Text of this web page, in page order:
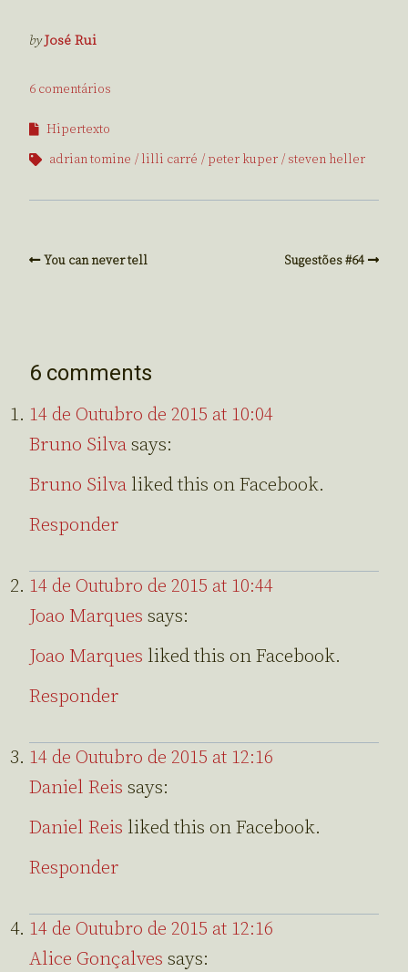
byJosé Rui
6 comentários
Hipertexto
adrian tomine
lilli carré peter kuper steven heller
You can never tell Sugestões #64
6 comments
14 de Outubro de 2015 at 10:04
Bruno Silvasays:
Bruno Silva liked this on Facebook.
Responder
14 de Outubro de 2015 at 10:44
Joao Marques says:
Joao Marques liked this on Facebook.
Responder
14 de Outubro de 2015 at 12:16
Daniel Reis says:
Daniel Reis liked this on Facebook.
Responder
14 de Outubro de 2015 at 12:16
Alice Gonçalves says: